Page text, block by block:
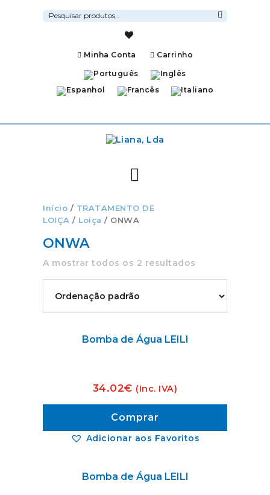
Pesquisar
por:
Minha Conta Carrinho
Início / TRATAMENTO DE
LOIÇA / Loiça / ONWA
ONWA
A mostrar todos os 2 resultados
Adicionar aos Favoritos
Bomba de Água LEILI
34.02€ (Inc. IVA)
Comprar
Bomba de Água LEILI